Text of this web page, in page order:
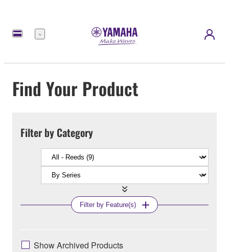
Menu
Find Your Product
Filter by Category
Filter by Feature(s)
Show Archived Products